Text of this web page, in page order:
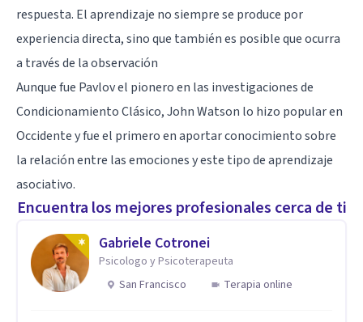
respuesta. El aprendizaje no siempre se produce por
experiencia directa, sino que también es posible que ocurra
a través de la observación
Aunque fue Pavlov el pionero en las investigaciones de
Condicionamiento Clásico, John Watson lo hizo popular en
Occidente y fue el primero en aportar conocimiento sobre
la relación entre las emociones y este tipo de aprendizaje
asociativo.
Encuentra los mejores profesionales cerca de ti
Gabriele Cotronei
Psicologo y Psicoterapeuta
San Francisco
Terapia online